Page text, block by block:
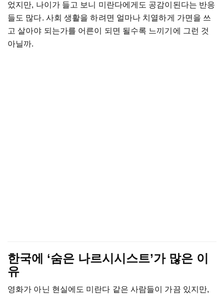
었지만, 나이가 들고 보니 미란다에게도 공감이된다는 반응
들도 많다. 사회 생활을 하려면 얼마나 치열하게 가면을 쓰
고 살아야 되는가를 어른이 되면 될수록 느끼기에 그런 것
아닐까.
한국에 ‘숨은 나르시시스트’가 많은 이
유
영화가 아닌 현실에도 미란다 같은 사람들이 가끔 있지만,